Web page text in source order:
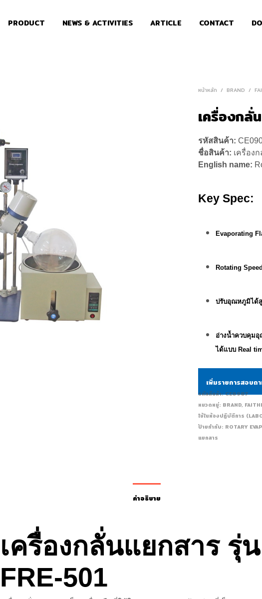
PRODUCT NEWS & ACTIVITIES ARTICLE CONTACT
หน้าหลัก / BRAND /
เครื่องกลั่
รหัสสินค้า:
ชื่อสินค้า: เครื่อง
English name:
Key Spec:
Evaporating
Rotating
ปรับอุณหภูมิได้สู
อ่างน้ำควบคุม
ได้แบบ Real
เพิ่มรายการสอบถ
รหัสสินค้า:CE0907
หมวดหมู่: BRAND,
ใช้ในห้องปฏิบัติการ
ป้ายกำกับ: ROTARY
แยกสาร
คำอธิบาย
เครื่องกลั่นแยกสาร รุ่น
FRE-501